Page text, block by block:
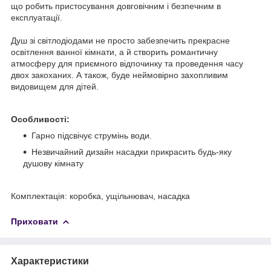
що робить пристосування довговічним і безпечним в
експлуатації.
Душ зі світлодіодами не просто забезпечить прекрасне
освітлення ванної кімнати, а й створить романтичну
атмосферу для приємного відпочинку та проведення часу
двох закоханих. А також, буде неймовірно захопливим
видовищем для дітей.
Особливості:
Гарно підсвічує струмінь води.
Незвичайний дизайн насадки прикрасить будь-яку
душову кімнату
Комплектація: коробка, ущільнювач, насадка
Приховати
Характеристики